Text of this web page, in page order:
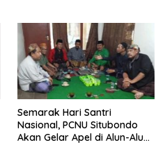
Semarak Hari Santri
Nasional, PCNU Situbondo
Akan Gelar Apel di Alun-Alun